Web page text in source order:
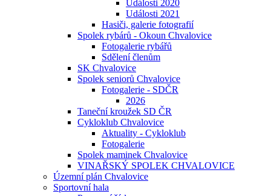
Události 2020
Události 2021
Hasiči, galerie fotografií
Spolek rybárů - Okoun Chvalovice
Fotogalerie rybářů
Sdělení členům
SK Chvalovice
Spolek seniorů Chvalovice
Fotogalerie - SDČR
2026
Taneční kroužek SD ČR
Cykloklub Chvalovice
Aktuality - Cykloklub
Fotogalerie
Spolek maminek Chvalovice
VINAŘSKÝ SPOLEK CHVALOVICE
Územní plán Chvalovice
Sportovní hala